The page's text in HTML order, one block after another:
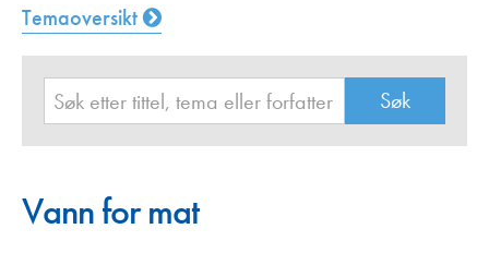
Temaoversikt
Vann for mat